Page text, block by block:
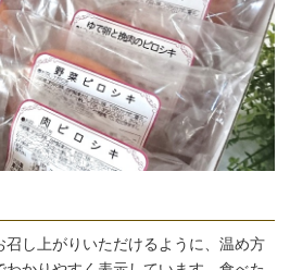
召し上がりいただけるように、温め方